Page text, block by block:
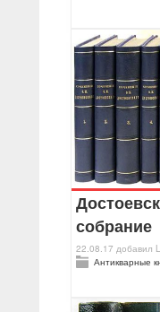
собрание
22.08.17 добавил
Антикварные